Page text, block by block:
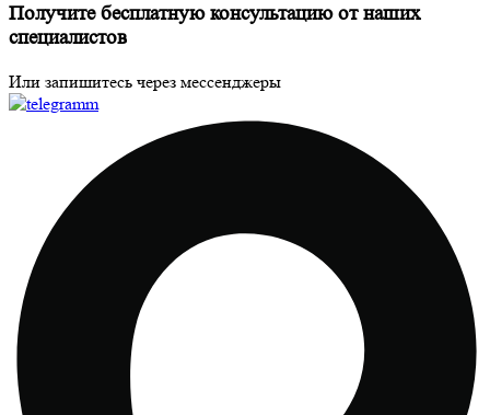
Получите бесплатную консультацию от наших
специалистов
Или запишитесь через мессенджеры